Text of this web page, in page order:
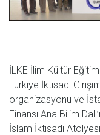
İLKE İlim Kültür
Türkiye İktisadi
organizasyonu ve
Finansı Ana Bilim
İslam İktisadi